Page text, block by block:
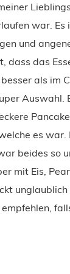
war.
und
dass das
als im
Auswahl.
es
beides so
mit Eis,